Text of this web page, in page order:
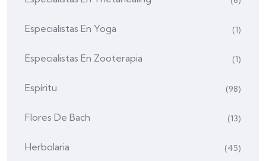
Especialistas En Yoga (1)
Especialistas En Zooterapia (1)
Espíritu (98)
Flores De Bach (13)
Herbolaria (45)